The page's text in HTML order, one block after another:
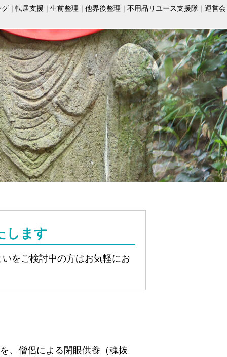
グ 転居支援 生前整理 他界後整理 不用品リユース支援隊 運営会
します
をご検討中の方はお気軽にお
、僧侶による閉眼供養（魂抜